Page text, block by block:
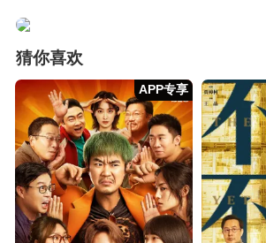
猜你喜欢
APP专享